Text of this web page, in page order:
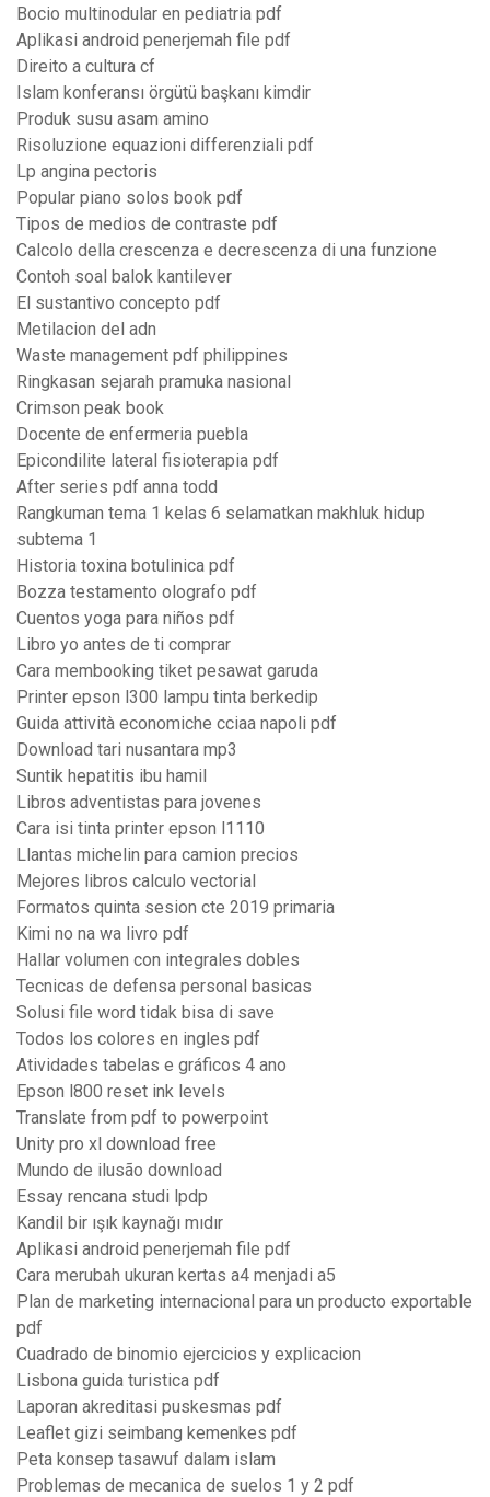
Bocio multinodular en pediatria pdf
Aplikasi android penerjemah file pdf
Direito a cultura cf
Islam konferansı örgütü başkanı kimdir
Produk susu asam amino
Risoluzione equazioni differenziali pdf
Lp angina pectoris
Popular piano solos book pdf
Tipos de medios de contraste pdf
Calcolo della crescenza e decrescenza di una funzione
Contoh soal balok kantilever
El sustantivo concepto pdf
Metilacion del adn
Waste management pdf philippines
Ringkasan sejarah pramuka nasional
Crimson peak book
Docente de enfermeria puebla
Epicondilite lateral fisioterapia pdf
After series pdf anna todd
Rangkuman tema 1 kelas 6 selamatkan makhluk hidup
subtema 1
Historia toxina botulinica pdf
Bozza testamento olografo pdf
Cuentos yoga para niños pdf
Libro yo antes de ti comprar
Cara membooking tiket pesawat garuda
Printer epson l300 lampu tinta berkedip
Guida attività economiche cciaa napoli pdf
Download tari nusantara mp3
Suntik hepatitis ibu hamil
Libros adventistas para jovenes
Cara isi tinta printer epson l1110
Llantas michelin para camion precios
Mejores libros calculo vectorial
Formatos quinta sesion cte 2019 primaria
Kimi no na wa livro pdf
Hallar volumen con integrales dobles
Tecnicas de defensa personal basicas
Solusi file word tidak bisa di save
Todos los colores en ingles pdf
Atividades tabelas e gráficos 4 ano
Epson l800 reset ink levels
Translate from pdf to powerpoint
Unity pro xl download free
Mundo de ilusão download
Essay rencana studi lpdp
Kandil bir ışık kaynağı mıdır
Aplikasi android penerjemah file pdf
Cara merubah ukuran kertas a4 menjadi a5
Plan de marketing internacional para un producto exportable
pdf
Cuadrado de binomio ejercicios y explicacion
Lisbona guida turistica pdf
Laporan akreditasi puskesmas pdf
Leaflet gizi seimbang kemenkes pdf
Peta konsep tasawuf dalam islam
Problemas de mecanica de suelos 1 y 2 pdf